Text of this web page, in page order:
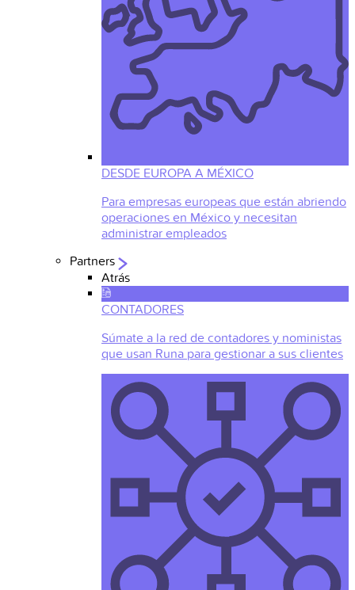
DESDE EUROPA A MÉXICO
Para empresas europeas que están abriendo
operaciones en México y necesitan
administrar empleados
Partners
Atrás
CONTADORES
Súmate a la red de contadores y noministas
que usan Runa para gestionar a sus clientes